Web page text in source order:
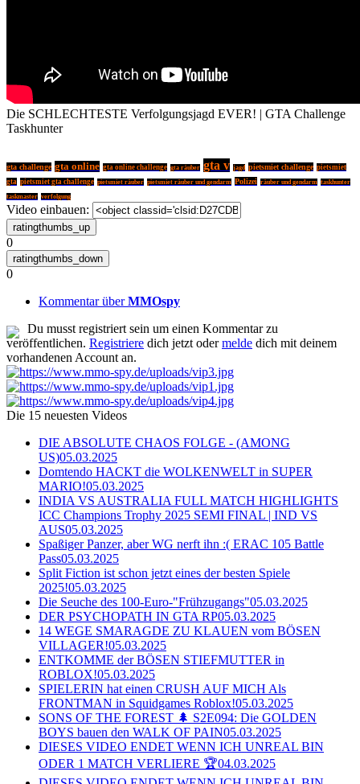
Die SCHLECHTESTE Verfolgungsjagd EVER! | GTA Challenge
Taskhunter
gta challenge gta online gta online challenge gta räuber gta v jagd pietsmiet challenge pietsmiet
gta pietsmiet gta challenge pietsmiet räuber pietsmiet räuber und gendarm Polizei räuber und gendarm taskhunter
taskmaster verfolgung
Video einbauen:
0
0
Kommentar überMMOspy
Du musst registriert sein um einen Kommentar zu
veröffentlichen. Registriere dich jetzt odermelde dich mit deinem
vorhandenen Account an.
Die 15 neuesten Videos
DIE ABSOLUTE CHAOS FOLGE - (AMONG
US)05.03.2025
Domtendo HACKT die WOLKENWELT in SUPER
MARIO!05.03.2025
INDIA VS AUSTRALIA FULL MATCH HIGHLIGHTS
ICC Champions Trophy 2025 SEMI FINAL | IND VS
AUS05.03.2025
Spaßiger Panzer, aber WG nerft ihn :( ERAC 105 Battle
Pass05.03.2025
Split Fiction ist schon jetzt eines der besten Spiele
2025!05.03.2025
Die Seuche des 100-Euro-"Frühzugangs"05.03.2025
DER PSYCHOPATH IN GTA RP05.03.2025
14 WEGE SMARAGDE ZU KLAUEN vom BÖSEN
VILLAGER!05.03.2025
ENTKOMME der BÖSEN STIEFMUTTER in
ROBLOX!05.03.2025
SPIELERIN hat einen CRUSH AUF MICH Als
FRONTMAN in Squidgames Roblox!05.03.2025
SONS OF THE FOREST 🌲 S2E094: Die GOLDEN
BOYS bauen den WALK OF PAIN05.03.2025
DIESES VIDEO ENDET WENN ICH UNREAL BIN
ODER 1 MATCH VERLIERE 🏆04.03.2025